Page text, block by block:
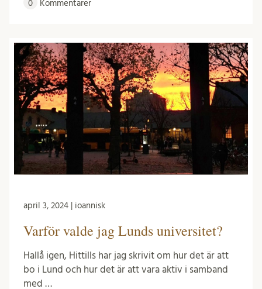
0 Kommentarer
april 3, 2024 | ioannisk
Varför valde jag Lunds universitet?
Hallå igen, Hittills har jag skrivit om hur det är att
bo i Lund och hur det är att vara aktiv i samband
med …